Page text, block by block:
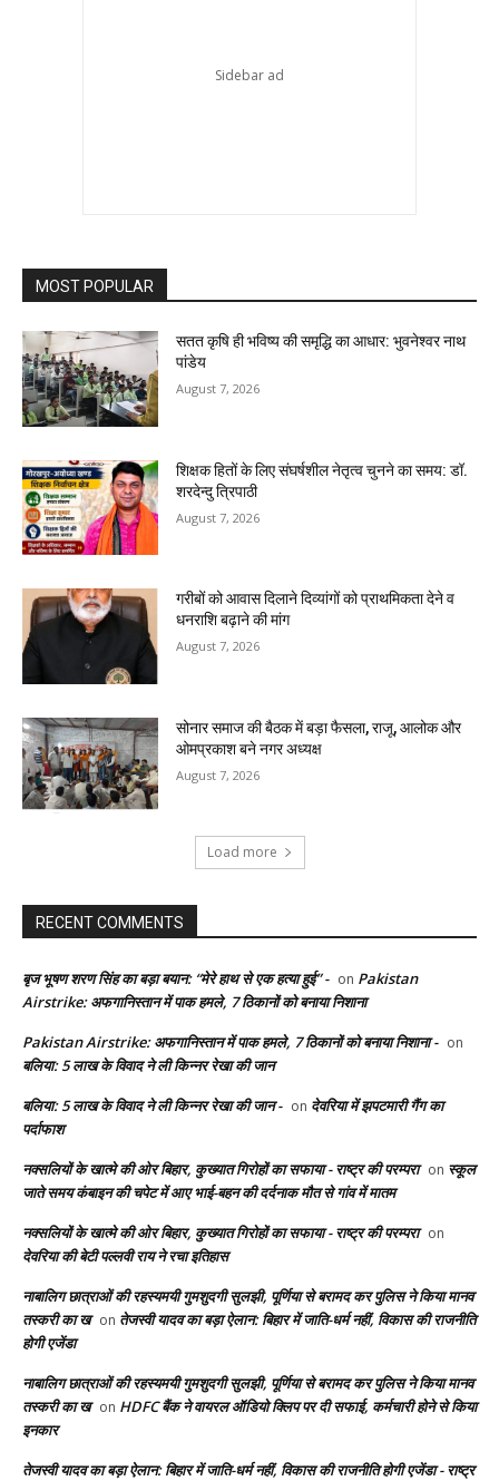
MOST POPULAR
सतत कृषि ही भविष्य की समृद्धि का आधार: भुवनेश्वर नाथ
पांडेय
August 7, 2026
शिक्षक हितों के लिए संघर्षशील नेतृत्व चुनने का समय: डॉ.
शरदेन्दु त्रिपाठी
August 7, 2026
गरीबों को आवास दिलाने दिव्यांगों को प्राथमिकता देने व
धनराशि बढ़ाने की मांग
August 7, 2026
सोनार समाज की बैठक में बड़ा फैसला, राजू, आलोक और
ओमप्रकाश बने नगर अध्यक्ष
August 7, 2026
Load more
RECENT COMMENTS
बृज भूषण शरण सिंह का बड़ा बयान: “मेरे हाथ से एक हत्या हुई” - on Pakistan
Airstrike: अफगानिस्तान में पाक हमले, 7 ठिकानों को बनाया निशाना
Pakistan Airstrike: अफगानिस्तान में पाक हमले, 7 ठिकानों को बनाया निशाना - on
बलिया: 5 लाख के विवाद ने ली किन्नर रेखा की जान
बलिया: 5 लाख के विवाद ने ली किन्नर रेखा की जान - on देवरिया में झपटमारी गैंग का
पर्दाफाश
नक्सलियों के खात्मे की ओर बिहार, कुख्यात गिरोहों का सफाया - राष्ट्र की परम्परा on स्कूल
जाते समय कंबाइन की चपेट में आए भाई-बहन की दर्दनाक मौत से गांव में मातम
नक्सलियों के खात्मे की ओर बिहार, कुख्यात गिरोहों का सफाया - राष्ट्र की परम्परा on
देवरिया की बेटी पल्लवी राय ने रचा इतिहास
नाबालिग छात्राओं की रहस्यमयी गुमशुदगी सुलझी, पूर्णिया से बरामद कर पुलिस ने किया मानव
तस्करी का ख on तेजस्वी यादव का बड़ा ऐलान: बिहार में जाति-धर्म नहीं, विकास की राजनीति
होगी एजेंडा
नाबालिग छात्राओं की रहस्यमयी गुमशुदगी सुलझी, पूर्णिया से बरामद कर पुलिस ने किया मानव
तस्करी का ख on HDFC बैंक ने वायरल ऑडियो क्लिप पर दी सफाई, कर्मचारी होने से किया
इनकार
तेजस्वी यादव का बड़ा ऐलान: बिहार में जाति-धर्म नहीं, विकास की राजनीति होगी एजेंडा - राष्ट्र